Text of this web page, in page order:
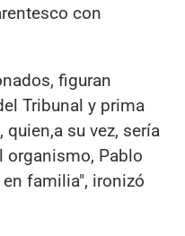
con
figuran
Tribunal y prima
su vez, sería
organismo, Pablo
familia", ironizó